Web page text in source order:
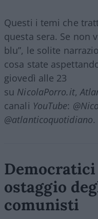
Questi i temi che
questa sera. Se non
blu”, le solite
cosa state
giovedì alle 23
su NicolaPorro.it,
canali YouTube:
@atlanticoquotidiano.
Democratici
ostaggio
comunisti